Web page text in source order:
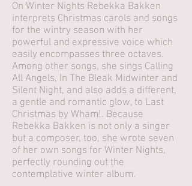
On Winter Nights Rebekka Bakken
interprets Christmas carols and songs
for the wintry season with her
powerful and expressive voice which
easily encompasses three octaves.
Among other songs, she sings Calling
All Angels, In The Bleak Midwinter and
Silent Night, and also adds a different,
a gentle and romantic glow, to Last
Christmas by Wham!. Because
Rebekka Bakken is not only a singer
but a composer, too, she wrote seven
of her own songs for Winter Nights,
perfectly rounding out the
contemplative winter album.